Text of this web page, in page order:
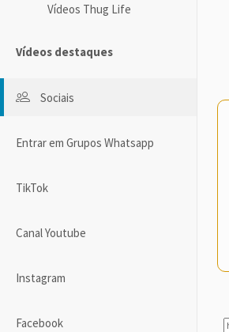
Vídeos Thug Life
Vídeos destaques
Sociais
Entrar em Grupos Whatsapp
TikTok
Canal Youtube
Instagram
Facebook